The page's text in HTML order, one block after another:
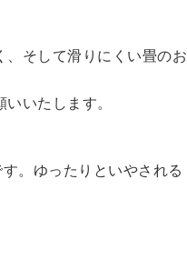
そして滑りにくい畳のお
いたします。
。ゆったりといやされる